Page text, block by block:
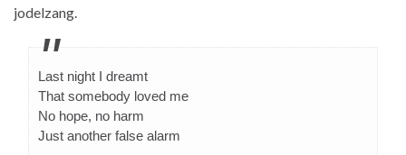
jodelzang.
Last night I dreamt
That somebody loved me
No hope, no harm
Just another false alarm